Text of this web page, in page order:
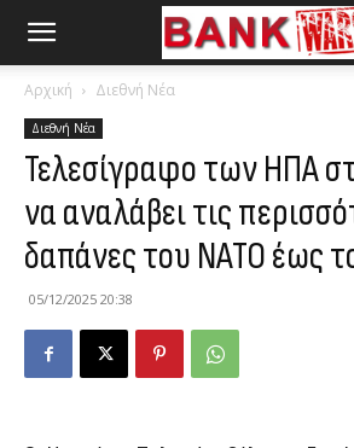
Αρχική Διεθνή Νέα
Διεθνή Νέα
Τελεσίγραφο των ΗΠΑ
να αναλάβει τις
δαπάνες του ΝΑΤΟ έως
05/12/2025 20:38